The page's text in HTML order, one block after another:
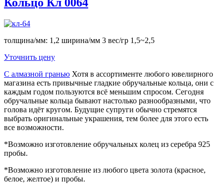
толщина/мм: 1,2 ширина/мм 3 вес/гр 1,5~2,5
Уточнить цену
С алмазной гранью Хотя в ассортименте любого ювелирного
магазина есть привычные гладкие обручальные кольца, они с
каждым годом пользуются всё меньшим спросом. Сегодня
обручальные кольца бывают настолько разнообразными, что
голова идёт кругом. Будущие супруги обычно стремятся
выбрать оригинальные украшения, тем более для этого есть
все возможности.
*Возможно изготовление обручальных колец из серебра 925
пробы.
*Возможно изготовление из любого цвета золота (красное,
белое, желтое) и пробы.